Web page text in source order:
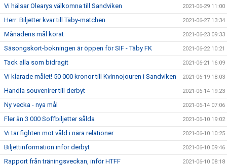
Vi hälsar Olearys välkomna till Sandviken 2021-06-29 11:00
Herr: Biljetter kvar till Täby-matchen 2021-06-27 13:34
Månadens mål korat 2021-06-23 09:33
Säsongskort-bokningen är öppen för SIF - Täby FK 2021-06-22 10:21
Tack alla som bidragit 2021-06-21 16:09
Vi klarade målet! 50 000 kronor till Kvinnojouren i Sandviken 2021-06-19 18:03
Handla souvenirer till derbyt 2021-06-14 19:23
Ny vecka - nya mål 2021-06-14 07:06
Fler än 3 000 Soffbiljetter sålda 2021-06-10 19:02
Vi tar fighten mot våld i nära relationer 2021-06-10 10:25
Biljettinformation inför derbyt 2021-06-10 09:46
Rapport från träningsveckan, inför HTFF 2021-06-10 08:18